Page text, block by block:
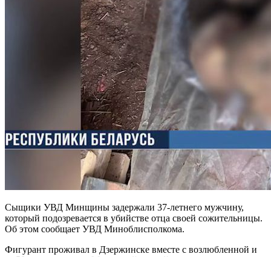
Сыщики УВД Минщины задержали 37-летнего мужчину,
который подозревается в убийстве отца своей сожительницы.
Об этом сообщает УВД Миноблисполкома.
Фигурант проживал в Дзержинске вместе с возлюбленной и